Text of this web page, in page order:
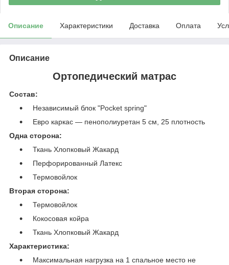
Описание Характеристики Доставка Оплата
Описание
Ортопедический матрас
Состав:
Независимый блок "Pocket spring"
Евро каркас ― пенополиуретан 5 см, 25 плотность
Одна сторона:
Ткань Хлопковый Жакард
Перфорированный Латекс
Термовойлок
Вторая сторона:
Термовойлок
Кокосовая койра
Ткань Хлопковый Жакард
Характеристика:
Максимальная нагрузка на 1 спальное место не